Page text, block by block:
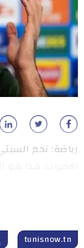
رياضة: نجم
tunisnow.tn